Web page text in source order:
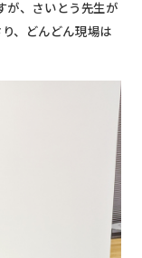
が、さいとう先生が
、どんどん現場は